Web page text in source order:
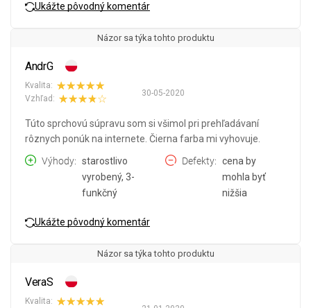
Ukážte pôvodný komentár
Názor sa týka tohto produktu
AndrG
30-05-2020
Kvalita:
Vzhľad:
Túto sprchovú súpravu som si všimol pri prehľadávaní
rôznych ponúk na internete. Čierna farba mi vyhovuje.
Výhody
starostlivo
vyrobený, 3-
funkčný
Defekty
cena by
mohla byť
nižšia
Ukážte pôvodný komentár
Názor sa týka tohto produktu
VeraS
Kvalita: